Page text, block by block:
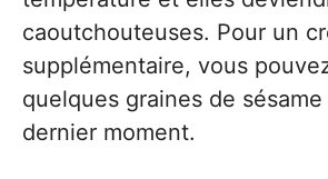
caoutchouteuses. Pour un
supplémentaire, vous
quelques graines de
dernier moment.